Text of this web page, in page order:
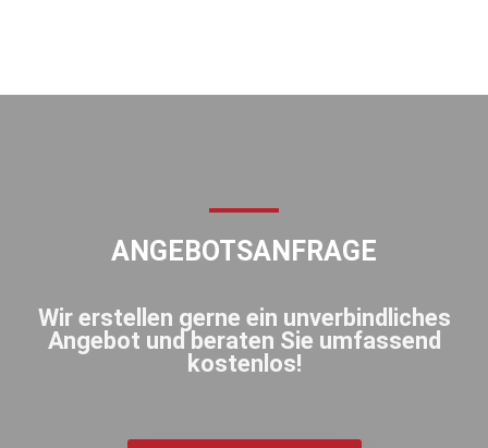
ANGEBOTSANFRAGE
Wir erstellen gerne ein unverbindliches
Angebot und beraten Sie umfassend
kostenlos!